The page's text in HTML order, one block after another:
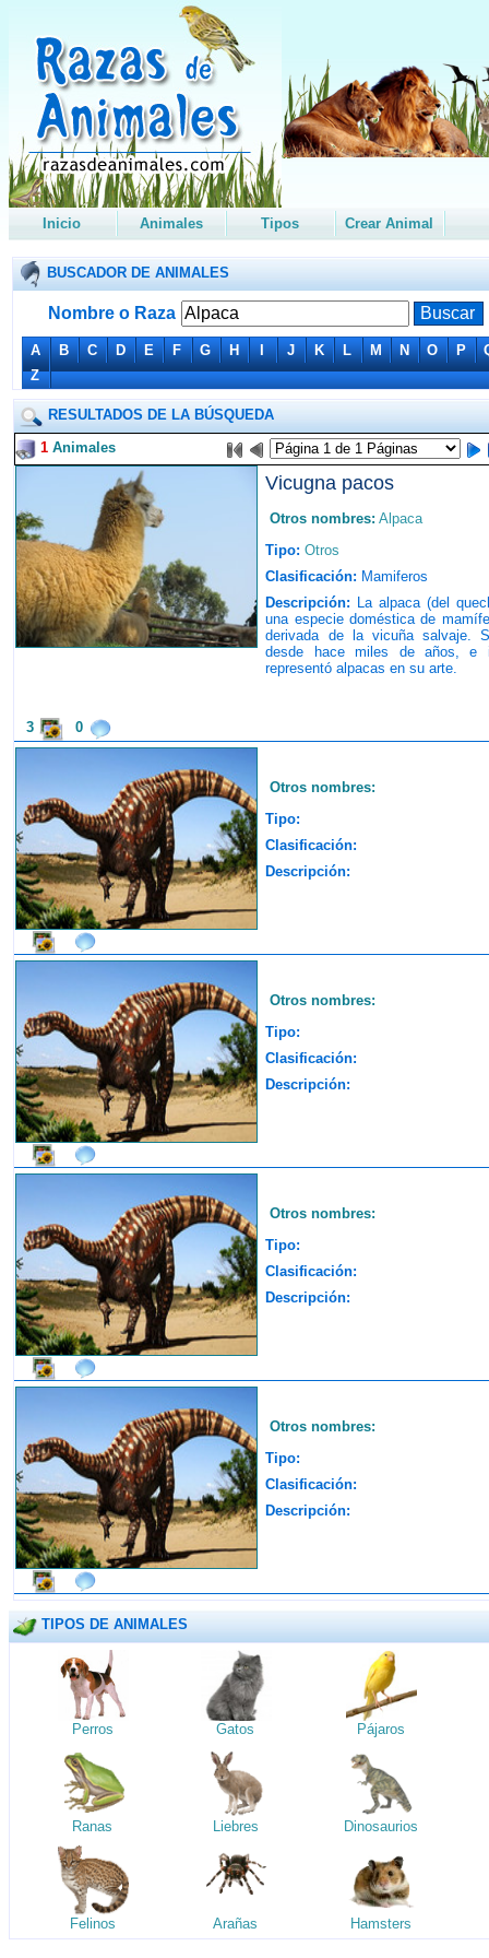
Inicio Animales Tipos Crear Animal
BUSCADOR DE ANIMALES
Nombre o Raza
A B C D E F G H I J K L M N O P
Z
RESULTADOS DE LA BÚSQUEDA
1 Animales
Vicugna pacos
Otros nombres: Alpaca
Tipo: Otros
Clasificación: Mamiferos
Descripción: La alpaca (del
una especie doméstica de
derivada de la vicuña salvaje.
desde hace miles de años, e
representó alpacas en su arte.
3 0
Otros nombres:
Tipo:
Clasificación:
Descripción:
Otros nombres:
Tipo:
Clasificación:
Descripción:
Otros nombres:
Tipo:
Clasificación:
Descripción:
Otros nombres:
Tipo:
Clasificación:
Descripción:
TIPOS DE ANIMALES
Perros Gatos Pájaros
Ranas Liebres Dinosaurios
Felinos Arañas Hamsters